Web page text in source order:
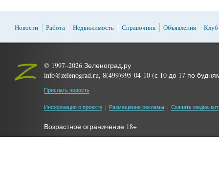
Новости Работа Недвижимость Справочник Объявления Клуб
© 1997–2026 Зеленоград.ру
info@zelenograd.ru, 8(499)995-04-10 (с 10 до 17 по
Прислать новость
Информация о проекте Размещение рекламы Скачать медиа-кит
Возрастное ограничение 18+